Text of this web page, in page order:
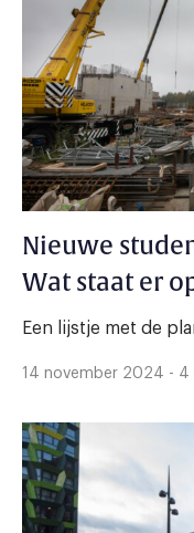
Nieuwe
Wat staat er
Een lijstje met de
14 november 2024 - 4